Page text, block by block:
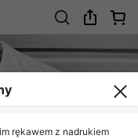
rękawem z nadrukiem